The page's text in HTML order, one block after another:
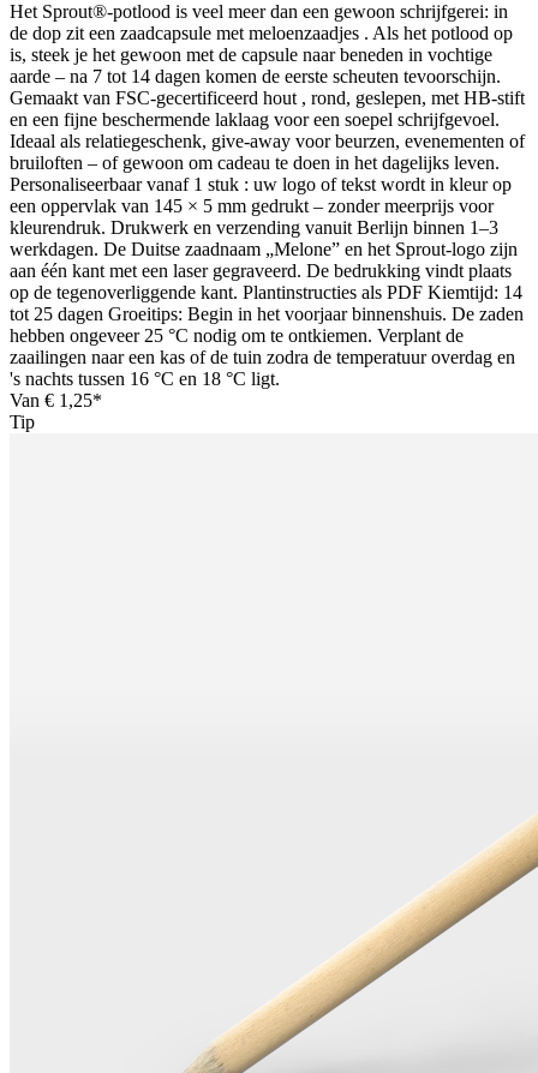
Het Sprout®-potlood is veel meer dan een gewoon schrijfgerei: in
de dop zit een zaadcapsule met meloenzaadjes . Als het potlood op
is, steek je het gewoon met de capsule naar beneden in vochtige
aarde – na 7 tot 14 dagen komen de eerste scheuten tevoorschijn.
Gemaakt van FSC-gecertificeerd hout , rond, geslepen, met HB-stift
en een fijne beschermende laklaag voor een soepel schrijfgevoel.
Ideaal als relatiegeschenk, give-away voor beurzen, evenementen of
bruiloften – of gewoon om cadeau te doen in het dagelijks leven.
Personaliseerbaar vanaf 1 stuk : uw logo of tekst wordt in kleur op
een oppervlak van 145 × 5 mm gedrukt – zonder meerprijs voor
kleurendruk. Drukwerk en verzending vanuit Berlijn binnen 1–3
werkdagen. De Duitse zaadnaam „Melone” en het Sprout-logo zijn
aan één kant met een laser gegraveerd. De bedrukking vindt plaats
op de tegenoverliggende kant. Plantinstructies als PDF Kiemtijd: 14
tot 25 dagen Groeitips: Begin in het voorjaar binnenshuis. De zaden
hebben ongeveer 25 °C nodig om te ontkiemen. Verplant de
zaailingen naar een kas of de tuin zodra de temperatuur overdag en
's nachts tussen 16 °C en 18 °C ligt.
Van € 1,25*
Tip